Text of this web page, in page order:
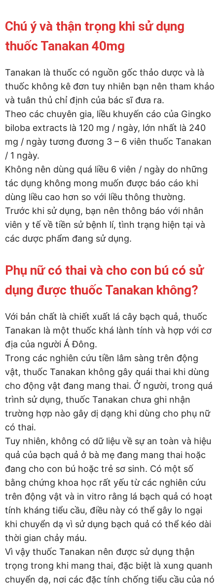
Chú ý và thận trọng khi sử dụng
thuốc Tanakan 40mg
Tanakan là thuốc có nguồn gốc thảo dược và là
thuốc không kê đơn tuy nhiên bạn nên tham khảo
và tuân thủ chỉ định của bác sĩ đưa ra.
Theo các chuyên gia, liều khuyến cáo của Gingko
biloba extracts là 120 mg / ngày, lớn nhất là 240
mg / ngày tương đương 3 – 6 viên thuốc Tanakan
/ 1 ngày.
Không nên dùng quá liều 6 viên / ngày do những
tác dụng không mong muốn được báo cáo khi
dùng liều cao hơn so với liều thông thường.
Trước khi sử dụng, bạn nên thông báo với nhân
viên y tế về tiền sử bệnh lí, tình trạng hiện tại và
các dược phẩm đang sử dụng.
Phụ nữ có thai và cho con bú có sử
dụng được thuốc Tanakan không?
Với bản chất là chiết xuất lá cây bạch quả, thuốc
Tanakan là một thuốc khá lành tính và hợp với cơ
địa của người Á Đông.
Trong các nghiên cứu tiền lâm sàng trên động
vật, thuốc Tanakan không gây quái thai khi dùng
cho động vật đang mang thai. Ở người, trong quá
trình sử dụng, thuốc Tanakan chưa ghi nhận
trường hợp nào gây dị dạng khi dùng cho phụ nữ
có thai.
Tuy nhiên, không có dữ liệu về sự an toàn và hiệu
quả của bạch quả ở bà mẹ đang mang thai hoặc
đang cho con bú hoặc trẻ sơ sinh. Có một số
bằng chứng khoa học rất yếu từ các nghiên cứu
trên động vật và in vitro rằng lá bạch quả có hoạt
tính kháng tiểu cầu, điều này có thể gây lo ngại
khi chuyển dạ vì sử dụng bạch quả có thể kéo dài
thời gian chảy máu.
Vì vậy thuốc Tanakan nên được sử dụng thận
trọng trong khi mang thai, đặc biệt là xung quanh
chuyển dạ, nơi các đặc tính chống tiểu cầu của nó